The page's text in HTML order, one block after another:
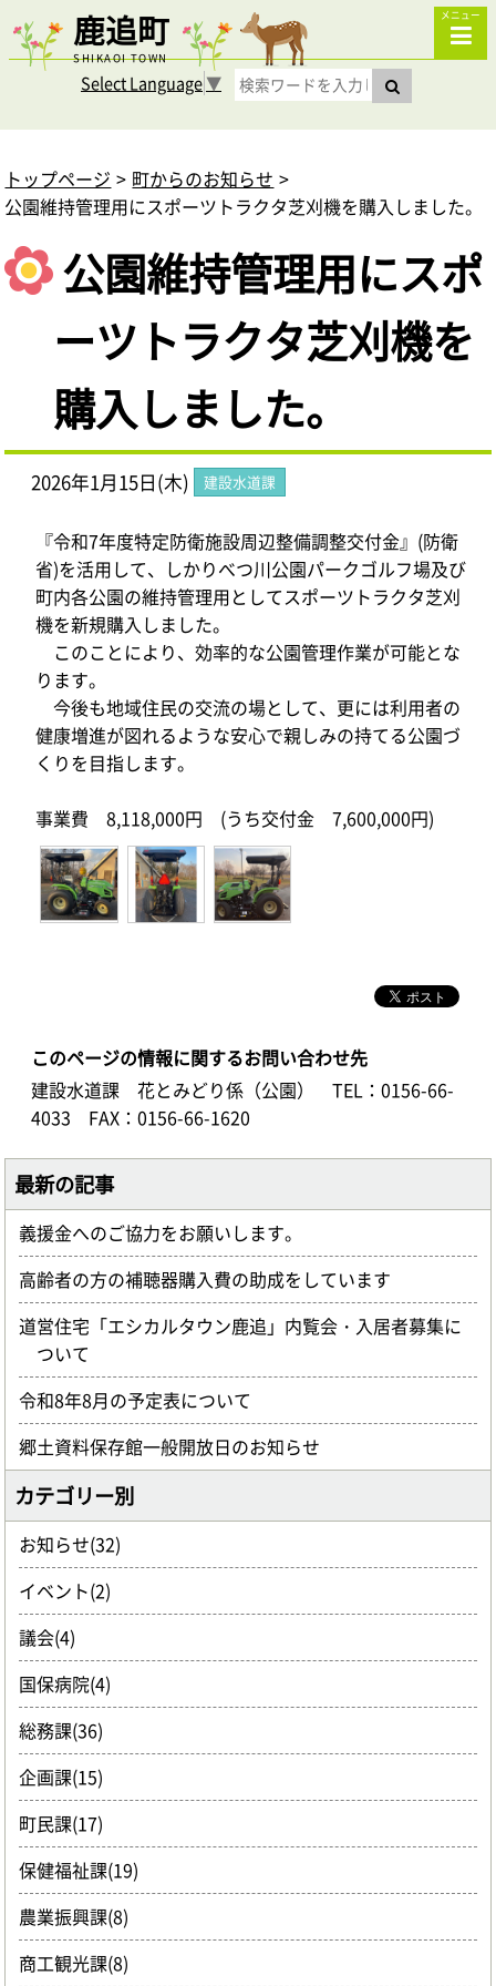
鹿追町
SHIKAOI TOWN
メニュー
Select Language▼
トップページ
町からのお知らせ
公園維持管理用にスポーツトラクタ芝刈機を購入しました。
公園維持管理用にスポ
ーツトラクタ芝刈機を
購入しました。
2026年1月15日(木) 建設水道課
『令和7年度特定防衛施設周辺整備調整交付金』(防衛
省)を活用して、しかりべつ川公園パークゴルフ場及び
町内各公園の維持管理用としてスポーツトラクタ芝刈
機を新規購入しました。
このことにより、効率的な公園管理作業が可能とな
ります。
今後も地域住民の交流の場として、更には利用者の
健康増進が図れるような安心で親しみの持てる公園づ
くりを目指します。
事業費 8,118,000円 (うち交付金 7,600,000円)
このページの情報に関するお問い合わせ先
建設水道課 花とみどり係（公園）
TEL：0156-66-
4033
FAX：0156-66-1620
最新の記事
義援金へのご協力をお願いします。
高齢者の方の補聴器購入費の助成をしています
道営住宅「エシカルタウン鹿追」内覧会・入居者募集に
ついて
令和8年8月の予定表について
郷土資料保存館一般開放日のお知らせ
カテゴリー別
お知らせ(32)
イベント(2)
議会(4)
国保病院(4)
総務課(36)
企画課(15)
町民課(17)
保健福祉課(19)
農業振興課(8)
商工観光課(8)